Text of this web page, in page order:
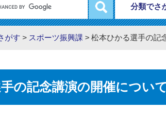
分類でさ
がす > スポーツ振興課 > 松本ひかる選手の記
の記念講演の開催について